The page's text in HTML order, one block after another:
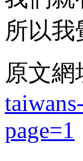
所以
原文網
page=1